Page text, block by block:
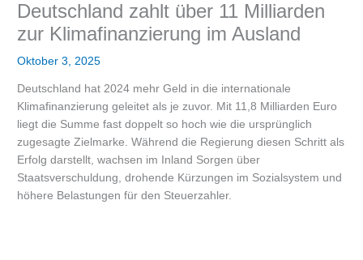
Deutschland zahlt über 11 Milliarden
zur Klimafinanzierung im Ausland
Oktober 3, 2025
Deutschland hat 2024 mehr Geld in die internationale
Klimafinanzierung geleitet als je zuvor. Mit 11,8 Milliarden Euro
liegt die Summe fast doppelt so hoch wie die ursprünglich
zugesagte Zielmarke. Während die Regierung diesen Schritt als
Erfolg darstellt, wachsen im Inland Sorgen über
Staatsverschuldung, drohende Kürzungen im Sozialsystem und
höhere Belastungen für den Steuerzahler.